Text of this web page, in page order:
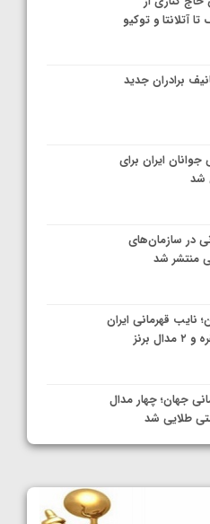
آتلانتا و توکیو
برادران جدید
ایران برای
شد
در سازمان‌های
منتشر شد
نایب قهرمانی ایران
جهان؛ چهار مدال
طلایی شد